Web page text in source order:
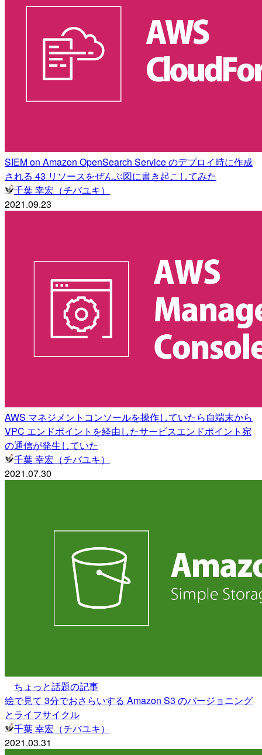
SIEM on Amazon OpenSearch Service のデプロイ時に作成
される 43 リソースをぜんぶ図に書き起こしてみた
千葉 幸宏（チバユキ）
2021.09.23
AWS マネジメントコンソールを操作していたら自端末から
VPC エンドポイントを経由したサービスエンドポイント宛
の通信が発生していた
千葉 幸宏（チバユキ）
2021.07.30
ちょっと話題の記事
絵で見て 3分でおさらいする Amazon S3 のバージョニング
とライフサイクル
千葉 幸宏（チバユキ）
2021.03.31